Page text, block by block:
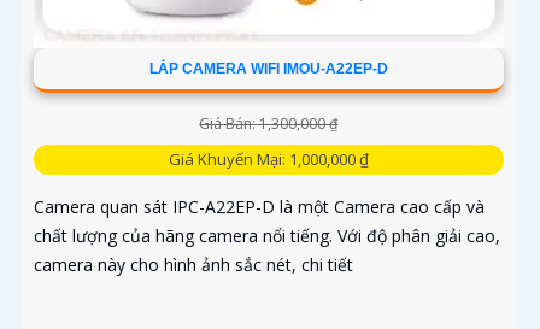
LẮP CAMERA WIFI IMOU-A22EP-D
Giá Bán: 1,300,000 ₫
Giá Khuyến Mại: 1,000,000 ₫
Camera quan sát IPC-A22EP-D là một Camera cao cấp và
chất lượng của hãng camera nổi tiếng. Với độ phân giải cao,
camera này cho hình ảnh sắc nét, chi tiết